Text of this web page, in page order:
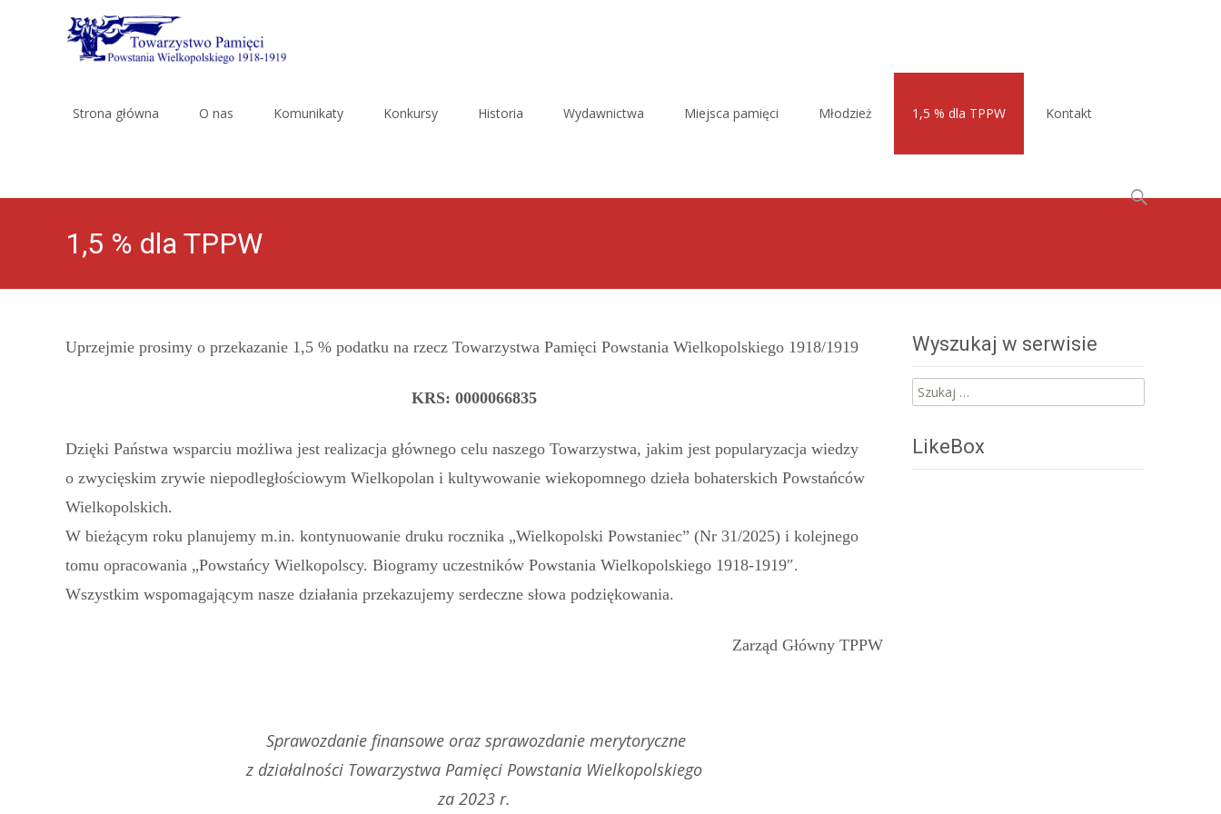
Strona główna O nas Komunikaty Konkursy Historia Wydawnictwa Miejsca pamięci Młodzież 1,5 % dla TPPW Kontakt
Szukaj:
1,5 % dla TPPW
Uprzejmie prosimy o przekazanie 1,5 % podatku na rzecz Towarzystwa Pamięci Powstania Wielkopolskiego 1918/1919
KRS: 0000066835
Dzięki Państwa wsparciu możliwa jest realizacja głównego celu naszego Towarzystwa, jakim jest popularyzacja wiedzy
o zwycięskim zrywie niepodległościowym Wielkopolan i kultywowanie wiekopomnego dzieła bohaterskich Powstańców
Wielkopolskich.
W bieżącym roku planujemy m.in. kontynuowanie druku rocznika „Wielkopolski Powstaniec” (Nr 31/2025) i kolejnego
tomu opracowania „Powstańcy Wielkopolscy. Biogramy uczestników Powstania Wielkopolskiego 1918-1919″.
Wszystkim wspomagającym nasze działania przekazujemy serdeczne słowa podziękowania.
Zarząd Główny TPPW
Sprawozdanie finansowe oraz sprawozdanie merytoryczne
z działalności Towarzystwa Pamięci Powstania Wielkopolskiego
za 2023 r.
Wyszukaj w serwisie
Szukaj:
LikeBox